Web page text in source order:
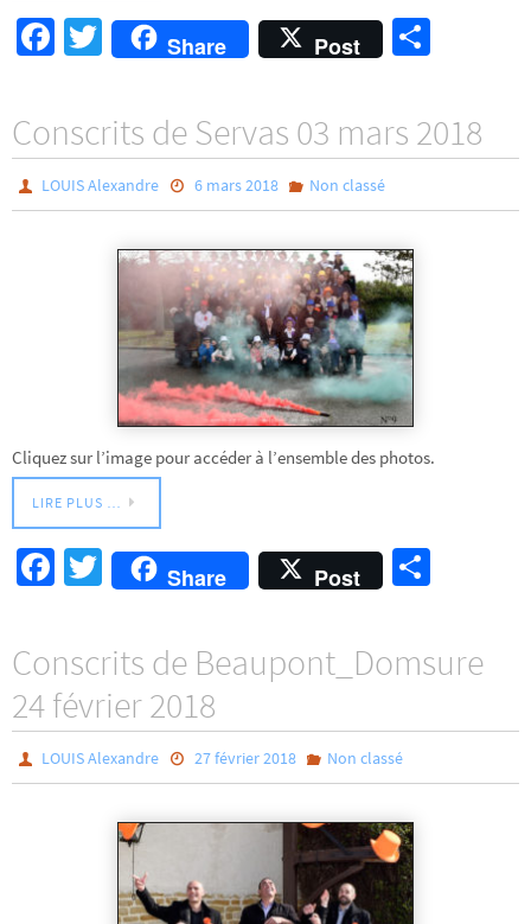
Fa
o
o
k
T
wi
tt
er
Share Post
ag
er
Conscrits de Servas 03 mars 2018
LOUIS Alexandre 6 mars 2018 Non classé
Cliquez sur l’image pour accéder à l’ensemble des photos.
LIRE PLUS …
Fa
o
o
k
T
wi
tt
er
Share Post
er
Conscrits de Beaupont_Domsure
24 février 2018
LOUIS Alexandre 27 février 2018 Non classé